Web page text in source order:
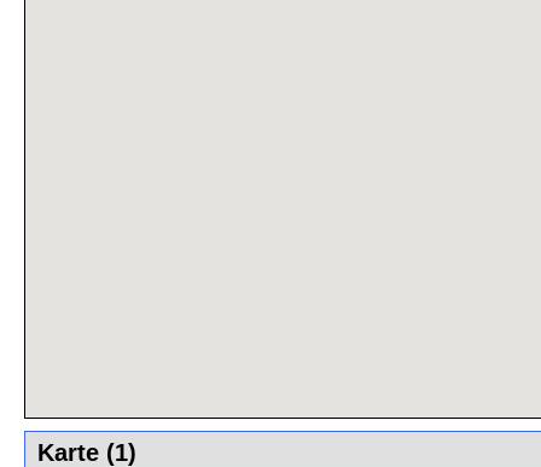
Karte (1)